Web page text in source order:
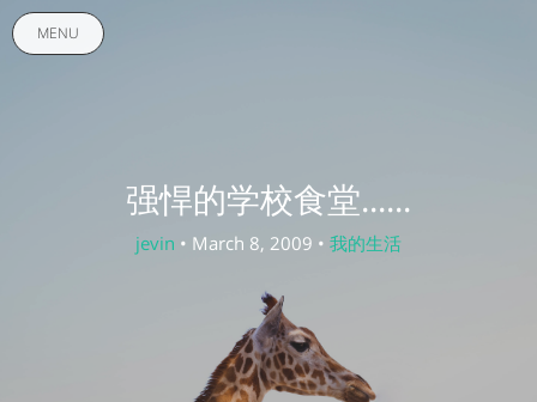
MENU
强悍的学校食堂......
jevin • March 8, 2009 • 我的生活